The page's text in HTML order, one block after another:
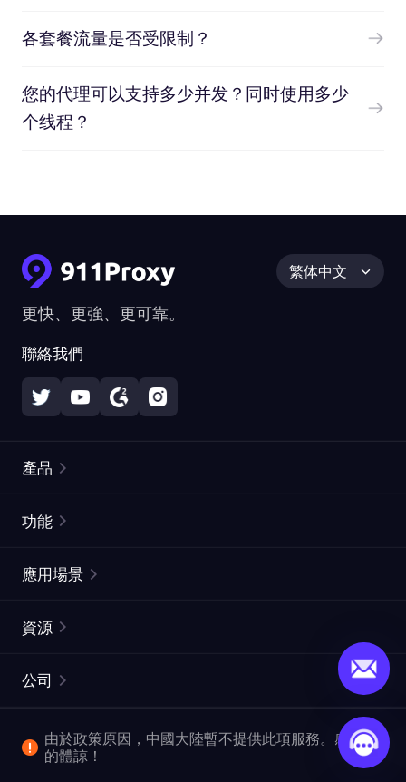
各套餐流量是否受限制？
您的代理可以支持多少并发？同时使用多少
个线程？
更快、更強、更可靠。
聯絡我們
繁体中文
產品
靜態住宅代理
網頁擷取 API
視頻下載 API
功能
ISP代理
ProxySite
應用場景
市場研究
爬行和索引
資源
常見問題解答
位置
公司
企業服務
由於政策原因，中國大陸暫不提供此項服務。感謝您
的體諒！